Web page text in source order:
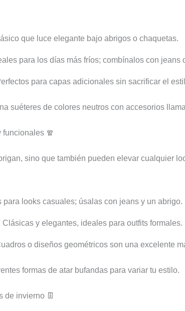
que luce elegante bajo abrigos o chaquetas.
para los días más fríos; combínalos con jeans
para capas adicionales sin sacrificar el
suéteres de colores neutros con accesorios
🧣
sino que también pueden elevar cualquier
para looks casuales; úsalas con jeans y un abrigo.
Clásicas y elegantes, ideales para outfits formales.
o diseños geométricos son una excelente
formas de atar bufandas para variar tu estilo.
de invierno 👖